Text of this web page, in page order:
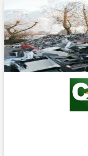
to
content